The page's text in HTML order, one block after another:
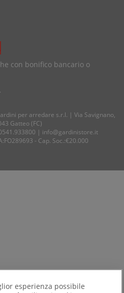
esperienza possibile
con bonifico bancario o
per arredare s.r.l. | Via Savignano,
Gatteo (FC)
| info@gardinistore.it
- Cap. Soc.:€20.000